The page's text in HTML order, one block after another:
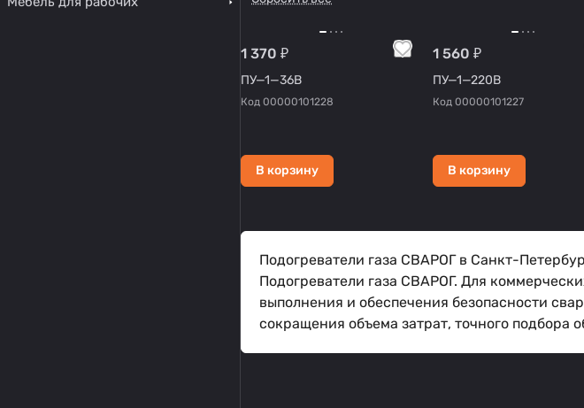
1 370 ₽
ПУ—1—36В
Код 00000101228
В корзину
1 560 ₽
ПУ—1—220В
Код 00000101227
В корзину
Подогреватели газа СВАРОГ в Санкт-
Подогреватели газа СВАРОГ. Для
выполнения и обеспечения безопасности
сокращения объема затрат, точного подбора